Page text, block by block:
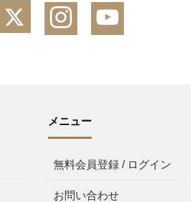
メニュー
無料会員登録 / ログイン
お問い合わせ